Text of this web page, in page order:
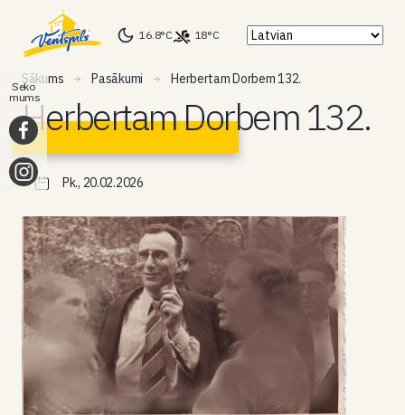
16.8°C 18°C
Sākums Pasākumi Herbertam Dorbem 132.
Herbertam Dorbem 132.
Pk., 20.02.2026
Seko
mums